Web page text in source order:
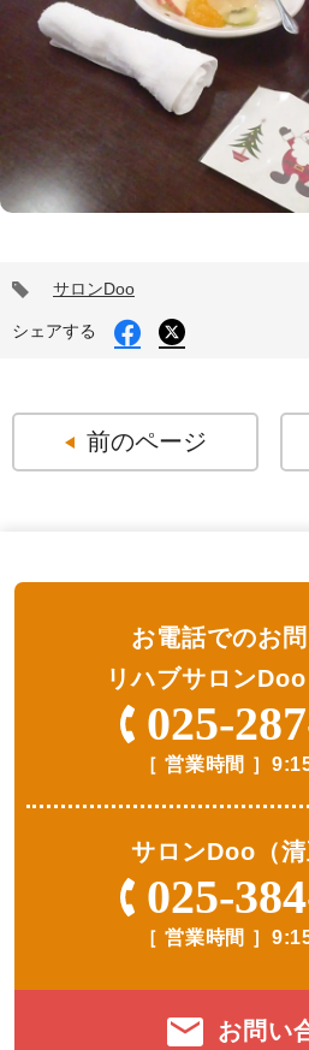
タ
サロンDoo
シェアする
Facebook
で
す
る
X
ア
す
る
前のページ
お電話でのお
リハブサロンDoo
025-
［ 営業時間 ］
サロンDoo（清
025-
［ 営業時間 ］
お問い